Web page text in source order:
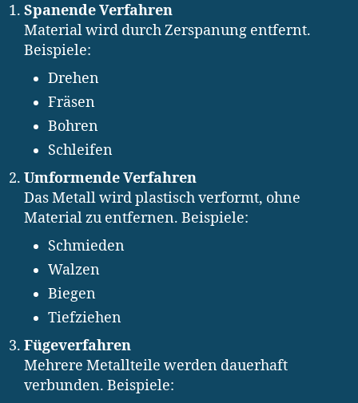
Spanende Verfahren
Material wird durch Zerspanung entfernt.
Beispiele:
Drehen
Fräsen
Bohren
Schleifen
Umformende Verfahren
Das Metall wird plastisch verformt, ohne
Material zu entfernen. Beispiele:
Schmieden
Walzen
Biegen
Tiefziehen
Fügeverfahren
Mehrere Metallteile werden dauerhaft
verbunden. Beispiele: